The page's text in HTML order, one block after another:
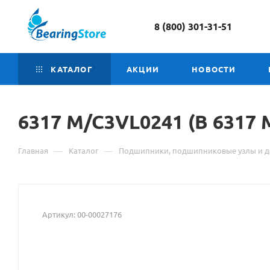
8 (800) 301-31-51
КАТАЛОГ АКЦИИ НОВОСТИ
6317 M/C3VL0241 (B
о
6317
Главная — Каталог — Подшипники, подшипниковые узлы и
Артикул:00-00027176